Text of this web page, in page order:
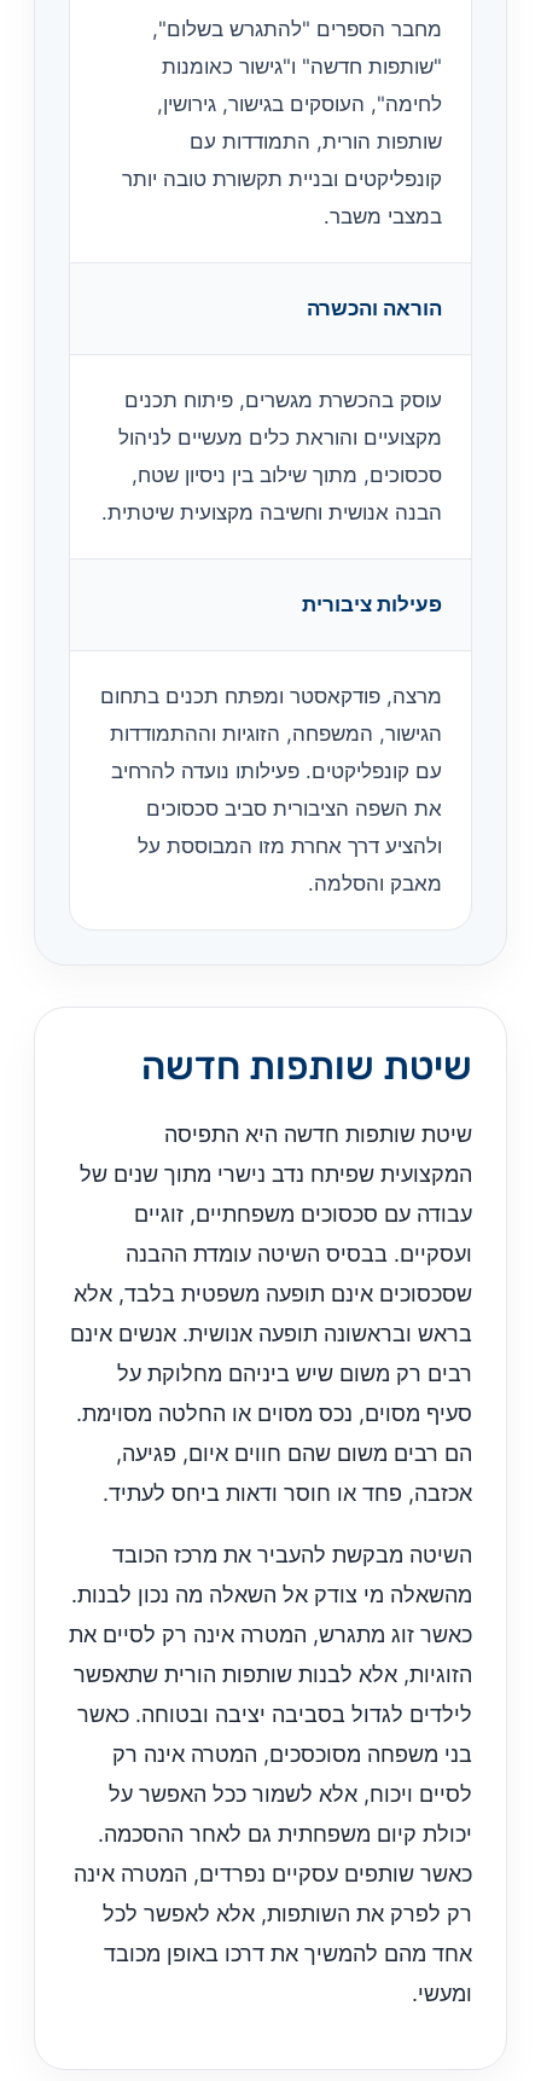
מחבר הספרים "להתגרש בשלום",
"שותפות חדשה" ו"גישור כאומנות
לחימה", העוסקים בגישור, גירושין,
שותפות הורית, התמודדות עם
קונפליקטים ובניית תקשורת טובה יותר
במצבי משבר.
הוראה והכשרה
עוסק בהכשרת מגשרים, פיתוח תכנים
מקצועיים והוראת כלים מעשיים לניהול
סכסוכים, מתוך שילוב בין ניסיון שטח,
הבנה אנושית וחשיבה מקצועית שיטתית.
פעילות ציבורית
מרצה, פודקאסטר ומפתח תכנים בתחום
הגישור, המשפחה, הזוגיות וההתמודדות
עם קונפליקטים. פעילותו נועדה להרחיב
את השפה הציבורית סביב סכסוכים
ולהציע דרך אחרת מזו המבוססת על
מאבק והסלמה.
שיטת שותפות חדשה
שיטת שותפות חדשה היא התפיסה
המקצועית שפיתח נדב נישרי מתוך שנים של
עבודה עם סכסוכים משפחתיים, זוגיים
ועסקיים. בבסיס השיטה עומדת ההבנה
שסכסוכים אינם תופעה משפטית בלבד, אלא
בראש ובראשונה תופעה אנושית. אנשים אינם
רבים רק משום שיש ביניהם מחלוקת על
סעיף מסוים, נכס מסוים או החלטה מסוימת.
הם רבים משום שהם חווים איום, פגיעה,
אכזבה, פחד או חוסר ודאות ביחס לעתיד.
השיטה מבקשת להעביר את מרכז הכובד
מהשאלה מי צודק אל השאלה מה נכון לבנות.
כאשר זוג מתגרש, המטרה אינה רק לסיים את
הזוגיות, אלא לבנות שותפות הורית שתאפשר
לילדים לגדול בסביבה יציבה ובטוחה. כאשר
בני משפחה מסוכסכים, המטרה אינה רק
לסיים ויכוח, אלא לשמור ככל האפשר על
יכולת קיום משפחתית גם לאחר ההסכמה.
כאשר שותפים עסקיים נפרדים, המטרה אינה
רק לפרק את השותפות, אלא לאפשר לכל
אחד מהם להמשיך את דרכו באופן מכובד
ומעשי.